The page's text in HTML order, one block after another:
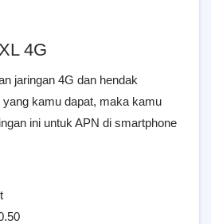
4G
jaringan 4G dan hendak
kamu dapat, maka kamu
ini untuk APN di smartphone